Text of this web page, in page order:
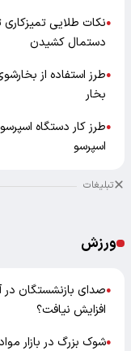
●نکات طلایی
دستمال کشیدن
●طرز استفاده از
بخار
●طرز کار دستگاه
اسپرسو
تبلیغات
ورزش
●صدای بازنشستگان در
افزایش نیافت؟
●شوک بزرگ در بازار